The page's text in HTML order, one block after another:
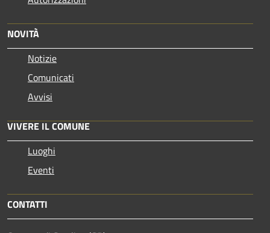
NOVITÀ
Notizie
Comunicati
Avvisi
VIVERE IL COMUNE
Luoghi
Eventi
CONTATTI